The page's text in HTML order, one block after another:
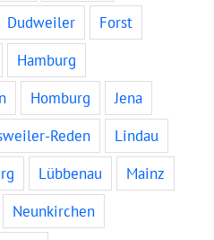
Dudweiler
Forst
Hamburg
Homburg
Jena
Reden
Lindau
Lübbenau
Mainz
Neunkirchen